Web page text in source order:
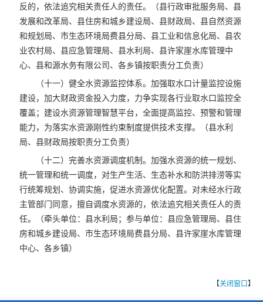
反的，依法追究相关责任人的责任。（县行政审批服务局、县
发展和改革局、县住房和城乡建设局、县财政局、县自然资源
和规划局、市生态环境局费县分局、县工业和信息化局、县农
业农村局、县应急管理局、县水利局、县许家崖水库管理中
心、县和源水务有限公司、各乡镇按职责分工负责）
（十一）健全水资源监控体系。加强取水口计量监控设施
建设，加大财政资金投入力度，力争实现各行业取水口监控全
覆盖；建设水资源管理智慧平台，全面提高监控、预警和管理
能力，为落实水资源刚性约束制度提供技术支撑。（县水利
局、县财政局按职责分工负责）
（十二）完善水资源调度机制。加强水资源的统一规划、
统一管理和统一调度，对生产生活、生态补水和防洪排涝等实
行统筹规划、协调实施，促进水资源优化配置。对未经水行政
主管部门同意，擅自调度水资源的，依法追究相关责任人的责
任。（牵头单位：县水利局；参与单位：县应急管理局、县住
房和城乡建设局、市生态环境局费县分局、县许家崖水库管理
中心、各乡镇）
【关闭窗口】